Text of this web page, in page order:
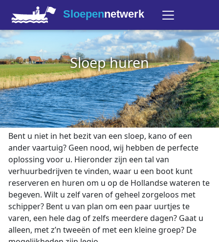
Sloepennetwerk
Sloep huren
Bent u niet in het bezit van een sloep, kano of een
ander vaartuig? Geen nood, wij hebben de perfecte
oplossing voor u. Hieronder zijn een tal van
verhuurbedrijven te vinden, waar u een boot kunt
reserveren en huren om u op de Hollandse wateren te
begeven. Wilt u zelf varen of geheel zorgeloos met
schipper? Bent u van plan om een paar uurtjes te
varen, een hele dag of zelfs meerdere dagen? Gaat u
alleen, met z’n tweeën of met een kleine groep? De